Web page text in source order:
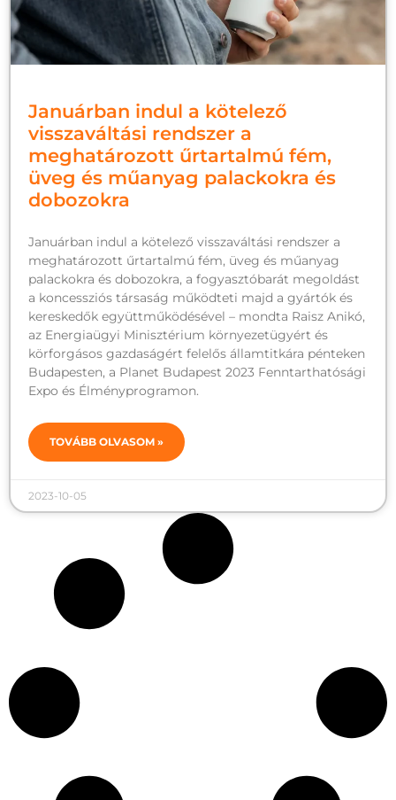
Januárban indul a kötelező
visszaváltási rendszer a
meghatározott űrtartalmú fém,
üveg és műanyag palackokra és
dobozokra
Januárban indul a kötelező visszaváltási rendszer a
meghatározott űrtartalmú fém, üveg és műanyag
palackokra és dobozokra, a fogyasztóbarát megoldást
a koncessziós társaság működteti majd a gyártók és
kereskedők együttműködésével – mondta Raisz Anikó,
az Energiaügyi Minisztérium környezetügyért és
körforgásos gazdaságért felelős államtitkára pénteken
Budapesten, a Planet Budapest 2023 Fenntarthatósági
Expo és Élményprogramon.
TOVÁBB OLVASOM »
2023-10-05